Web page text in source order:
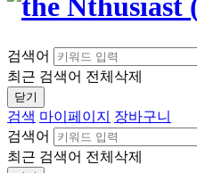
검색어
최근 검색어 전체삭제
닫기
검색 마이페이지
장바구니
검색어
최근 검색어 전체삭제